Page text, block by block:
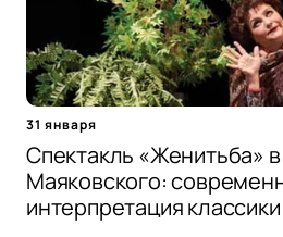
31 января
Спектакль «Женитьба»
Маяковского:
интерпретация